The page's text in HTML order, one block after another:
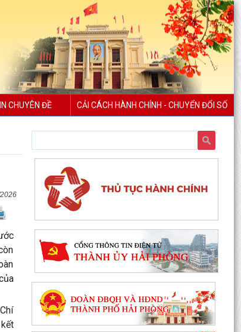
CHUYÊN ĐỀ CẢI CÁCH HÀNH CHÍNH - CHUYỂN ĐỔI SỐ
Kiến tạo “Thế” quốc gia: Bước chuyển của tư duy
đối ngoại Việt Nam trong kỷ nguyên mới